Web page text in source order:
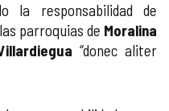
la responsabilidad de
parroquias de Moralina
“donec aliter